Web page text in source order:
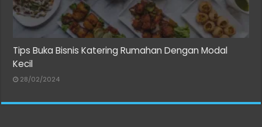
Tips Buka Bisnis Katering Rumahan Dengan Modal
Kecil
28/02/2024